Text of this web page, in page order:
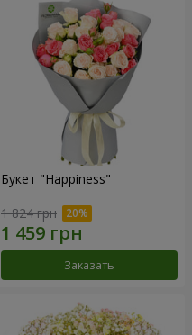
Букет "Happiness"
1 824 грн
Заказать